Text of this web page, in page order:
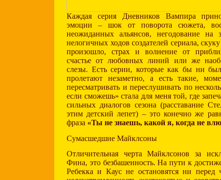
Каждая серия Дневников Вампира
эмоции – шок от поворота сюжета,
неожиданных альянсов, негодование на
нелогичных ходов создателей сериала,
произошло, страх и волнение от
счастье от любовных линий или же
слезы. Есть серии, которые как бы ни
пролетают незаметно, а есть такие,
пересматривать и переслушивать по
если сможешь» стала для меня той, где
сильных диалогов сезона (расставание
этим детский лепет) – это конечно же
фраза «Ты не знаешь, какой я, когда не
Сумасшедшие Майклсоны
Отличительная черта Майклсонов за
Фина, это безбашенность. На пути к
Ребекка и Каус не остановятся ни перед